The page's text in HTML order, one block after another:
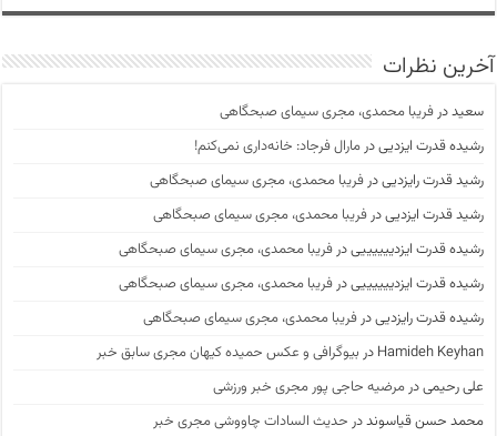
آخرین نظرات
سعیددرفریبا محمدی، مجری سیمای صبحگاهی
رشیده قدرت ایزدییدرمارال فرجاد: خانه‌داری نمی‌کنم!
رشید قدرت رایزدییدرفریبا محمدی، مجری سیمای صبحگاهی
رشید قدرت ایزدییدرفریبا محمدی، مجری سیمای صبحگاهی
رشیده قدرت ایزدیییییییدرفریبا محمدی، مجری سیمای صبحگاهی
رشیده قدرت ایزدیییییییدرفریبا محمدی، مجری سیمای صبحگاهی
رشیده قدرت رایزدییدرفریبا محمدی، مجری سیمای صبحگاهی
Hamideh Keyhan در بیوگرافی و عکس حمیده کیهان مجری سابق خبر
علی رحیمیدرمرضیه حاجی پور مجری خبر ورزشی
محمد حسن قیاسونددر حدیث السادات چاووشی مجری خبر